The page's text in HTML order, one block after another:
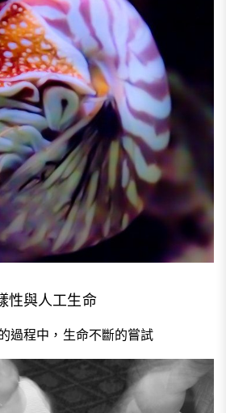
性與人工生命
過程中，生命不斷的嘗試